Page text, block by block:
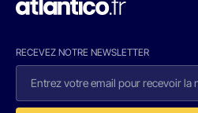
RECEVEZ NOTRE NEWSLETTER